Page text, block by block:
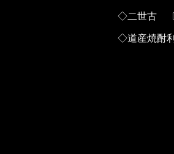
◇二世古 〔
◇道産焼酎